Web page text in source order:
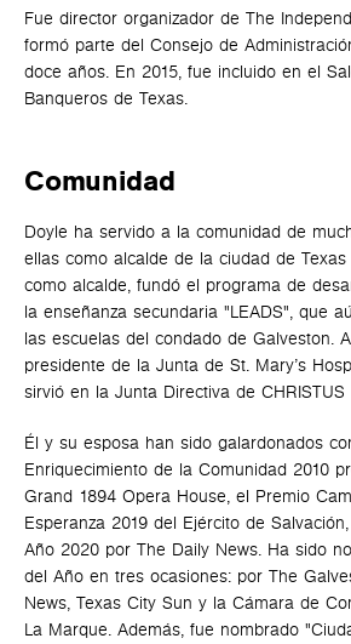
Fue director organizador de The
formó parte del Consejo de
doce años. En 2015, fue incluido en el
Banqueros de Texas.
Comunidad
Doyle ha servido a la comunidad de
ellas como alcalde de la ciudad de Texas
como alcalde, fundó el programa de
la enseñanza secundaria "LEADS", que
las escuelas del condado de Galveston.
presidente de la Junta de St. Mary’s
sirvió en la Junta Directiva de
Él y su esposa han sido galardonados
Enriquecimiento de la Comunidad 2010
Grand 1894 Opera House, el Premio
Esperanza 2019 del Ejército de
Año 2020 por The Daily News. Ha sido
del Año en tres ocasiones: por The
News, Texas City Sun y la Cámara de
La Marque. Además, fue nombrado